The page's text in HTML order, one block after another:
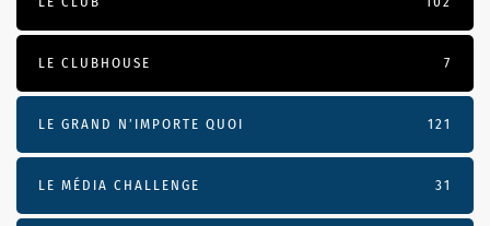
LE CLUBHOUSE 7
LE GRAND N’IMPORTE QUOI 121
LE MÉDIA CHALLENGE 31